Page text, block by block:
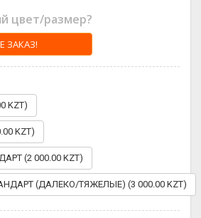
цвет/размер?
ЗАКАЗ!
KZT)
KZT)
(2 000.00 KZT)
(ДАЛЕКО/ТЯЖЕЛЫЕ) (3 000.00 KZT)